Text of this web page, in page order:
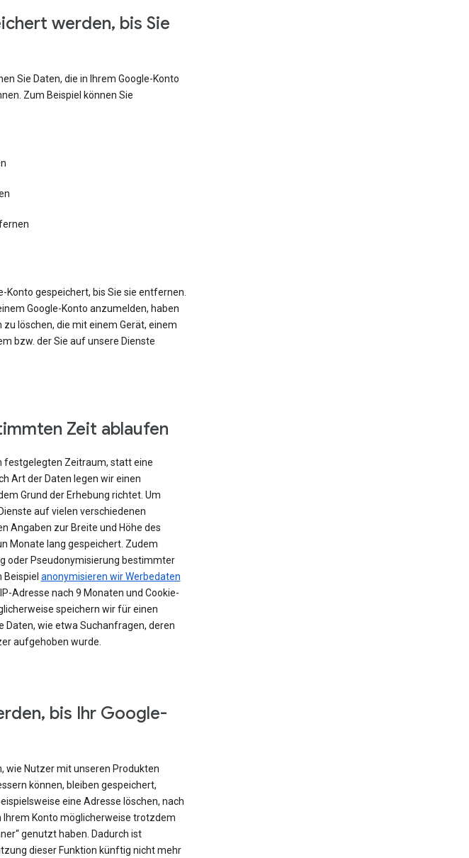
werden, bis Sie
Sie Daten, die in Ihrem Google-Konto
Zum Beispiel können Sie
Konto gespeichert, bis Sie sie entfernen.
Google-Konto anzumelden, haben
löschen, die mit einem Gerät, einem
bzw. der Sie auf unsere Dienste
Zeit ablaufen
festgelegten Zeitraum, statt eine
Art der Daten legen wir einen
Grund der Erhebung richtet. Um
auf vielen verschiedenen
Angaben zur Breite und Höhe des
Monate lang gespeichert. Zudem
oder Pseudonymisierung bestimmter
anonymisieren wir Werbedaten
Adresse nach 9 Monaten und Cookie-
speichern wir für einen
wie etwa Suchanfragen, deren
aufgehoben wurde.
bis Ihr Google-
wie Nutzer mit unseren Produkten
können, bleiben gespeichert,
eine Adresse löschen, nach
Ihrem Konto möglicherweise trotzdem
genutzt haben. Dadurch ist
dieser Funktion künftig nicht mehr